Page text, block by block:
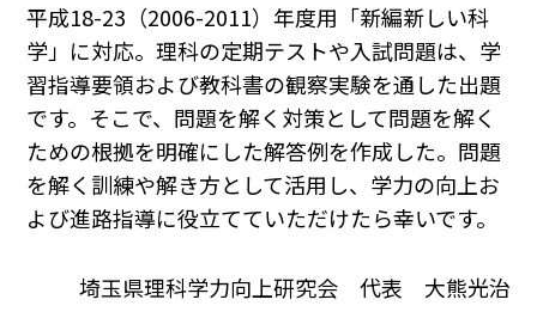
平成18-23（2006-2011）年度用「新編新しい科
学」に対応。理科の定期テストや入試問題は、学
習指導要領および教科書の観察実験を通した出題
です。そこで、問題を解く対策として問題を解く
ための根拠を明確にした解答例を作成した。問題
を解く訓練や解き方として活用し、学力の向上お
よび進路指導に役立てていただけたら幸いです。
埼玉県理科学力向上研究会 代表 大熊光治